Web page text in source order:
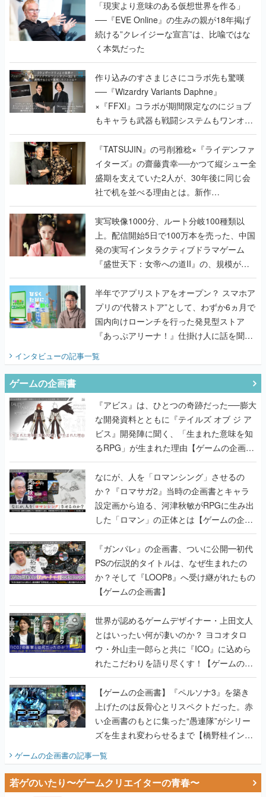
「現実より意味のある仮想世界を作る」
──『EVE Online』の生みの親が18年掲げ
続ける”クレイジーな宣言”は、比喩ではな
く本気だった
作り込みのすさまじさにコラボ先も驚嘆
──『Wizardry Variants Daphne』
×『FFXI』コラボが期間限定なのにジョブ
もキャラも武器も戦闘システムもワンオフ
で作り込まれた理由を両ディレクターに聞
く
『TATSUJIN』の弓削雅稔×『ライデンファ
イターズ』の齋藤貴幸──かつて縦シュー全
盛期を支えていた2人が、30年後に同じ会
社で机を並べる理由とは。新作
『TATSUJIN EXTREME』で初タッグを組
んだレジェンド2人に訊く開発秘話
実写映像1000分、ルート分岐100種類以
上。配信開始5日で100万本を売った、中国
発の実写インタラクティブドラマゲーム
『盛世天下：女帝への道II』の、規模が違
うこだわりをプロデューサーに聞いた
半年でアプリストアをオープン？ スマホア
プリの“代替ストア”として、わずか6ヵ月で
国内向けローンチを行った発見型ストア
『あっぷアリーナ！』仕掛け人に話を聞い
インタビューの記事一覧
ゲームの企画書
『アビス』は、ひとつの奇跡だった──膨大
な開発資料とともに『テイルズ オブ ジ ア
ビス』開発陣に聞く、「生まれた意味を知
るRPG」が生まれた理由【ゲームの企画
書】
なにが、人を「ロマンシング」させるの
か？『ロマサガ2』当時の企画書とキャラ
設定画から迫る、河津秋敏がRPGに生み出
した「ロマン」の正体とは【ゲームの企画
書】
『ガンパレ』の企画書、ついに公開━初代
PSの伝説的タイトルは、なぜ生まれたの
か？そして『LOOP8』へ受け継がれたもの
【ゲームの企画書】
世界が認めるゲームデザイナー・上田文人
とはいったい何が凄いのか？ ヨコオタロ
ウ・外山圭一郎らと共に『ICO』に込めら
れたこだわりを語り尽くす！【ゲームの企
画書】
【ゲームの企画書】『ペルソナ3』を築き
上げたのは反骨心とリスペクトだった。赤
い企画書のもとに集った“愚連隊”がシリー
ズを生まれ変わらせるまで【橋野桂インタ
ゲームの企画書の記事一覧
若ゲのいたり〜ゲームクリエイターの青春〜